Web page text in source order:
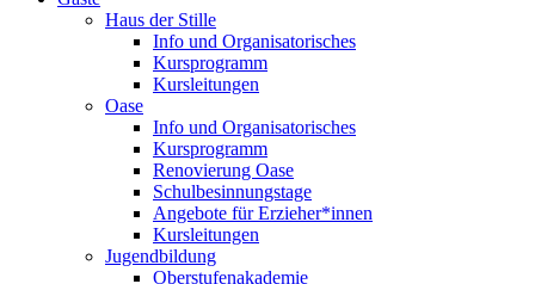
Haus der Stille
Info und Organisatorisches
Kursprogramm
Kursleitungen
Oase
Info und Organisatorisches
Kursprogramm
Renovierung Oase
Schulbesinnungstage
Angebote für Erzieher*innen
Kursleitungen
Jugendbildung
Oberstufenakademie